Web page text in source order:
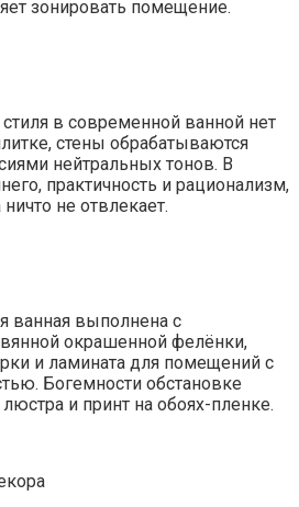
зонировать помещение.
в современной ванной нет
стены обрабатываются
нейтральных тонов. В
практичность и рационализм,
не отвлекает.
ванная выполнена с
окрашенной фелёнки,
и ламината для помещений с
Богемности обстановке
и принт на обоях-пленке.